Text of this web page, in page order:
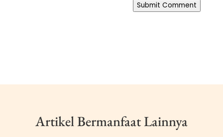
Submit Comment
Artikel Bermanfaat Lainnya